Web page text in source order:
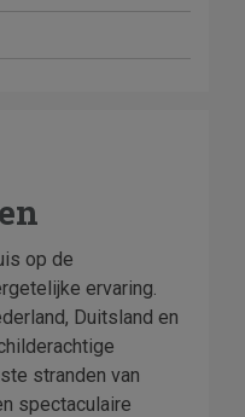
op de
ervaring.
Duitsland en
stranden van
spectaculaire